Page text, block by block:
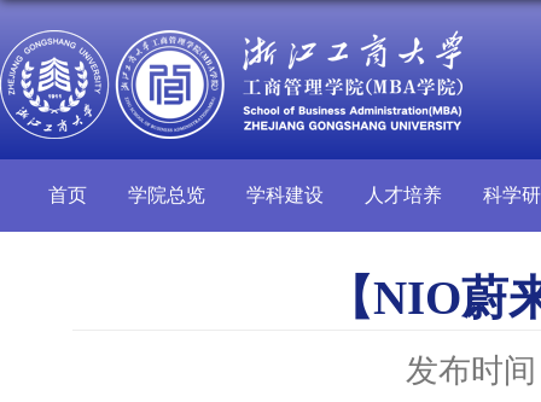
首页 学院总览 学科建设 人才培养 科学
【⁠⁠⁠⁠⁠⁠⁠⁠⁠⁠⁠⁠⁠⁠⁠⁠NIO蔚
发布时